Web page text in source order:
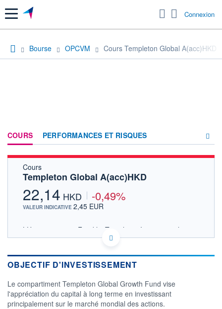
Menu Connexion
Bourse OPCVM Cours Templeton Global A(acc)HKD
COURS PERFORMANCES ET RISQUES
Cours
Templeton Global A(acc)HKD
22,14 HKD -0,49%
VALEUR INDICATIVE 2,45 EUR
LU0708994859 - Franklin Templeton International
Services S.à r.l.
Consulter le prospectus / DIC
OBJECTIF D'INVESTISSEMENT
Le compartiment Templeton Global Growth Fund vise
l'appréciation du capital à long terme en investissant
principalement sur le marché mondial des actions.